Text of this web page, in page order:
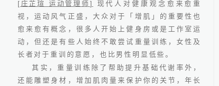
[ 庄芷瑄 运动管理师 ]
现代人对健康观念愈来愈重
视，运动风气正盛，大众对于「增肌」的重要性也
愈来愈有概念，很多人开始上健身房或是工作室运
动，但还是有些人始终不敢尝试重量训练，女性及
长者对于重训的意愿，也比男性明显低些。
其实，重量训练除了帮助提升基础代谢率外，
还能雕塑身材，增加肌肉量来保护你的关节，年长